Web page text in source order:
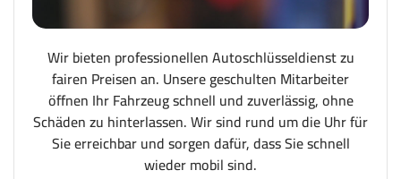
Wir bieten professionellen Autoschlüsseldienst zu
fairen Preisen an. Unsere geschulten Mitarbeiter
öffnen Ihr Fahrzeug schnell und zuverlässig, ohne
Schäden zu hinterlassen. Wir sind rund um die Uhr für
Sie erreichbar und sorgen dafür, dass Sie schnell
wieder mobil sind.